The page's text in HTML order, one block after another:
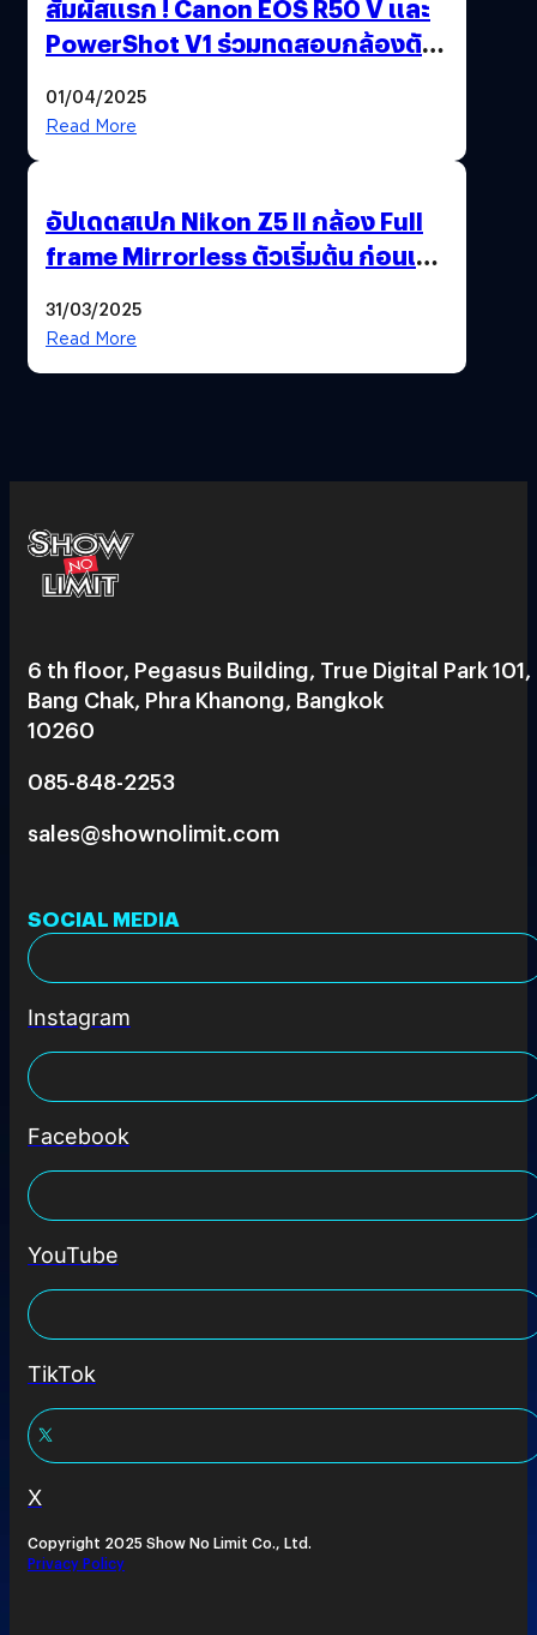
สัมผัสแรก ! Canon EOS R50 V และ
PowerShot V1 ร่วมทดสอบกล้องตัว
01/04/2025
Read More
อัปเดตสเปก Nikon Z5 II กล้อง Full
frame Mirrorless ตัวเริ่มต้น ก่อนเปิด
31/03/2025
Read More
6 th floor, Pegasus Building, True Digital Park 101,
Bang Chak, Phra Khanong, Bangkok
10260
085-848-2253
sales@shownolimit.com
SOCIAL MEDIA
Instagram
Facebook
YouTube
TikTok
X
Copyright 2025 Show No Limit Co., Ltd.
Privacy Policy